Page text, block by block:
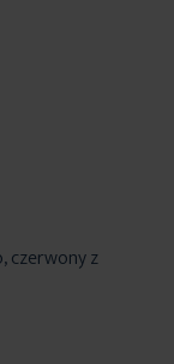
czerwony z